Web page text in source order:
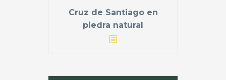
Cruz de Santiago en
piedra natural